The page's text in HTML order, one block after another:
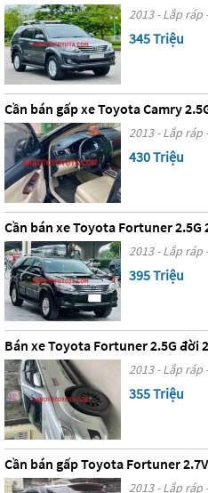
2013 - Lắp ráp
345 Triệu
Cần bán gấp xe Toyota Camry
2013 - Lắp ráp
430 Triệu
Cần bán xe Toyota Fortuner 2.5G
2013 - Lắp ráp
395 Triệu
Bán xe Toyota Fortuner 2.5G đời
2013 - Lắp ráp
355 Triệu
Cần bán gấp Toyota Fortuner
2013 - Lắp ráp